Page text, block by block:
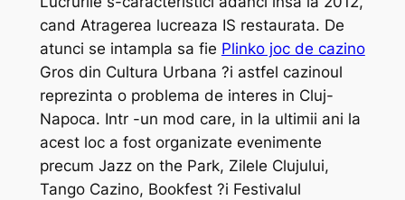
cand Atragerea lucreaza IS restaurata. De
atunci se intampla sa fie Plinko joc de cazino
Gros din Cultura Urbana ?i astfel cazinoul
reprezinta o problema de interes in Cluj-
Napoca. Intr -un mod care, in la ultimii ani la
acest loc a fost organizate evenimente
precum Jazz on the Park, Zilele Clujului,
Tango Cazino, Bookfest ?i Festivalul